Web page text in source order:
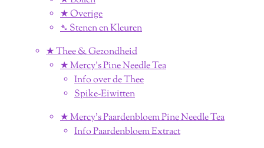
★ Overige
➴ Stenen en Kleuren
★ Thee & Gezondheid
★ Mercy's Pine Needle Tea
Info over de Thee
Spike-Eiwitten
★ Mercy's Paardenbloem Pine Needle Tea
Info Paardenbloem Extract